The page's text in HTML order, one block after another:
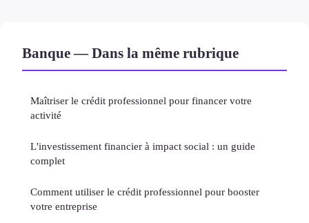
Banque — Dans la même rubrique
Maîtriser le crédit professionnel pour financer votre
activité
L'investissement financier à impact social : un guide
complet
Comment utiliser le crédit professionnel pour booster
votre entreprise